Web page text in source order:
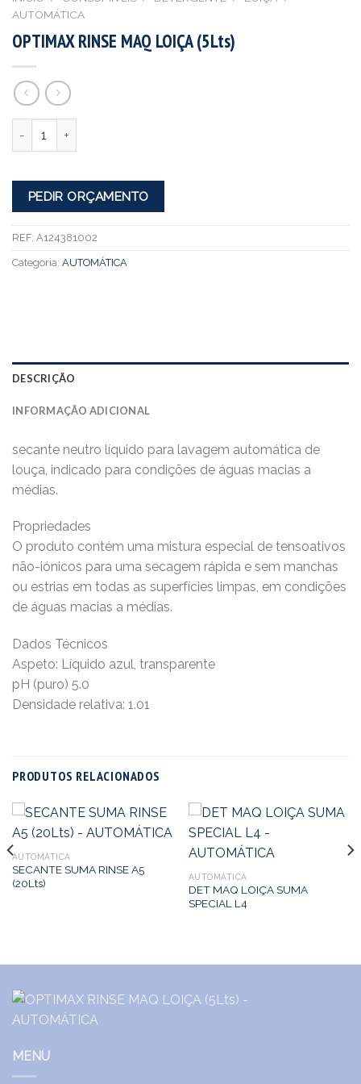
AUTOMÁTICA
OPTIMAX RINSE MAQ LOIÇA (5Lts)
PEDIR ORÇAMENTO
REF: A124381002
Categoria: AUTOMÁTICA
DESCRIÇÃO
INFORMAÇÃO ADICIONAL
secante neutro líquido para lavagem automática de
louça, indicado para condições de águas macias a
médias.
Propriedades
O produto contém uma mistura especial de tensoativos
não-iónicos para uma secagem rápida e sem manchas
ou estrias em todas as superfícies limpas, em condições
de águas macias a médias.
Dados Técnicos
Aspeto: Líquido azul, transparente
pH (puro) 5.0
Densidade relativa: 1.01
PRODUTOS RELACIONADOS
AUTOMÁTICA
SECANTE SUMA RINSE A5
(20Lts)
AUTOMÁTICA
DET MAQ LOIÇA SUMA
SPECIAL L4
MENU